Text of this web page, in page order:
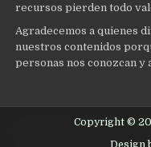
recursos pierden todo
Agradecemos a quienes
nuestros contenidos
personas nos conozcan y
Copyright ©